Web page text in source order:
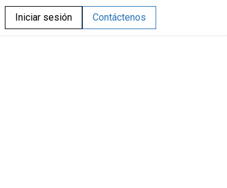
Iniciar sesión Contáctenos